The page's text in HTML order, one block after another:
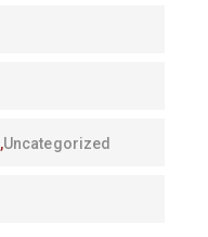
,Uncategorized